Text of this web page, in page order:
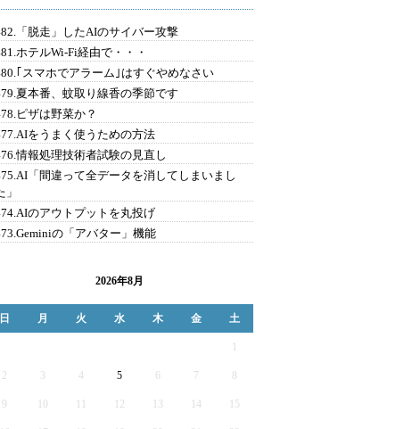
「脱走」したAIのサイバー攻撃
ホテルWi-Fi経由で・・・
｢スマホでアラーム｣はすぐやめなさい
夏本番、蚊取り線香の季節です
ピザは野菜か？
をうまく使うための方法
情報処理技術者試験の見直し
「間違って全データを消してしまいまし
」
のアウトプットを丸投げ
の「アバター」機能
2026年8月
日 月 火 水 木 金 土
2 3 4 5 6 7
9 12 13 14 15